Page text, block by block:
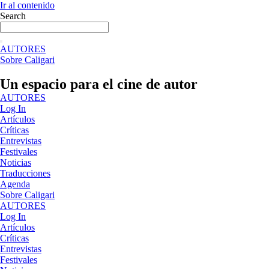
Ir al contenido
Search
AUTORES
Sobre Caligari
Un espacio para el cine de autor
AUTORES
Log In
Artículos
Críticas
Entrevistas
Festivales
Noticias
Traducciones
Agenda
Sobre Caligari
AUTORES
Log In
Artículos
Críticas
Entrevistas
Festivales